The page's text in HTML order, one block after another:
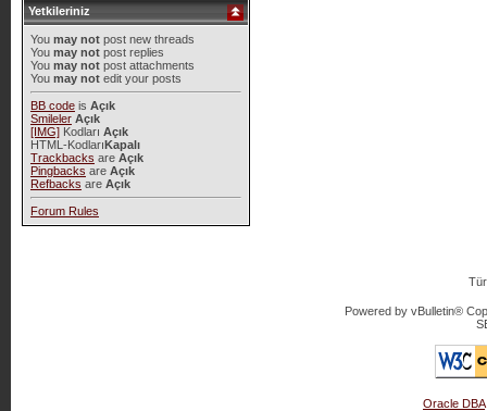
Yetkileriniz
You may notpost new threads
You may notpost replies
You may notpost attachments
You may notedit your posts
BB codeis Açık
Smileler Açık
[IMG]Kodları Açık
HTML-KodlarıKapalı
Trackbacks are Açık
Pingbacks are Açık
Refbacks are Açık
Forum Rules
Powered by vBulletin®
Oracle DBA